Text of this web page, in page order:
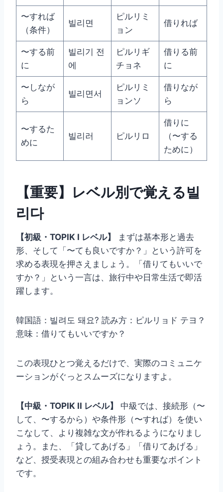
〜すれば
（条件）
빌리면
ピルリミ
ョン
借りれば
〜する前
に
빌리기 전
에
ピルリギ
チョネ
借りる前
に
〜しなが
ら
빌리면서
ピルリミ
ョンソ
借りなが
ら
〜するた
めに
빌리러 ピルリロ
借りに
（〜する
ために）
【重要】レベル別で覚える빌
리다
【初級・TOPIK I レベル】
まずは基本形と過去
形、そして「〜ても良いですか？」という許可を
求める表現を押さえましょう。「借りてもいいで
すか？」という一言は、旅行中や日常生活で即活
躍します。
韓国語：빌려도 돼요? 読み方：ピルリョド テヨ？
意味：借りてもいいですか？
この表現ひとつ覚えるだけで、実際のコミュニケ
ーションがぐっとスムーズになりますよ。
【中級・TOPIK II レベル】
中級では、接続形（〜
して、〜するから）や条件形（〜すれば）を使い
こなして、より複雑な文が作れるようになりまし
ょう。また、「貸してあげる」「借りてあげる」
など、授受表現との組み合わせも重要なポイント
です。